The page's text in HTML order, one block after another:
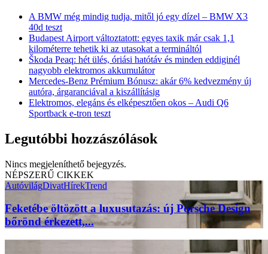
A BMW még mindig tudja, mitől jó egy dízel – BMW X3
40d teszt
Budapest Airport változtatott: egyes taxik már csak 1,1
kilométerre tehetik ki az utasokat a termináltól
Škoda Peaq: hét ülés, óriási hatótáv és minden eddiginél
nagyobb elektromos akkumulátor
Mercedes-Benz Prémium Bónusz: akár 6% kedvezmény új
autóra, árgaranciával a kiszállításig
Elektromos, elegáns és elképesztően okos – Audi Q6
Sportback e-tron teszt
Legutóbbi hozzászólások
Nincs megjeleníthető bejegyzés.
NÉPSZERŰ CIKKEK
AutóvilágDivatHírekTrend
Feketébe öltözött a luxusutazás: új Porsche Design
bőrönd érkezett,...